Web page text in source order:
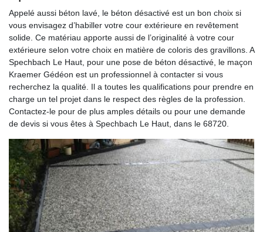
Appelé aussi béton lavé, le béton désactivé est un bon choix si
vous envisagez d’habiller votre cour extérieure en revêtement
solide. Ce matériau apporte aussi de l’originalité à votre cour
extérieure selon votre choix en matière de coloris des gravillons. A
Spechbach Le Haut, pour une pose de béton désactivé, le maçon
Kraemer Gédéon est un professionnel à contacter si vous
recherchez la qualité. Il a toutes les qualifications pour prendre en
charge un tel projet dans le respect des règles de la profession.
Contactez-le pour de plus amples détails ou pour une demande
de devis si vous êtes à Spechbach Le Haut, dans le 68720.